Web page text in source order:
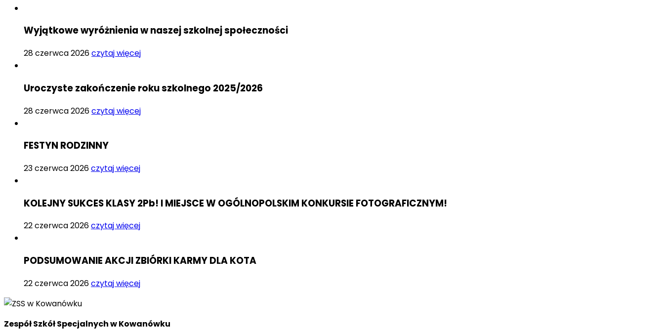
Wyjątkowe wyróżnienia w naszej szkolnej społeczności
28 czerwca 2026czytaj więcej
Uroczyste zakończenie roku szkolnego 2025/2026
28 czerwca 2026czytaj więcej
FESTYN RODZINNY
23 czerwca 2026czytaj więcej
KOLEJNY SUKCES KLASY 2Pb! I MIEJSCE W OGÓLNOPOLSKIM KONKURSIE FOTOGRAFICZNYM!
22 czerwca 2026czytaj więcej
PODSUMOWANIE AKCJI ZBIÓRKI KARMY DLA KOTA
22 czerwca 2026czytaj więcej
Zespół Szkół Specjalnych w Kowanówku